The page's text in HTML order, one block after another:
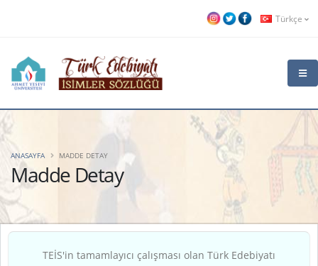
Türkçe
Madde Detay
ANASAYFA MADDE DETAY
TEİS'in tamamlayıcı çalışması olan Türk Edebiyatı